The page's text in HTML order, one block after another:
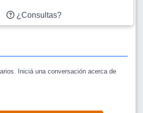
¿Consultas?
Iniciá una conversación acerca de